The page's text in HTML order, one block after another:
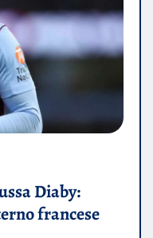
Diaby:
francese